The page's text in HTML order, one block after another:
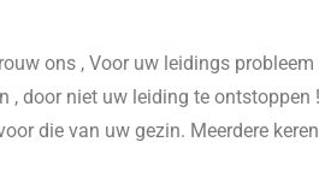
ons , Voor uw leidings probleem
, door niet uw leiding te ontstoppen
die van uw gezin. Meerdere